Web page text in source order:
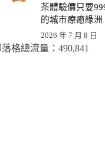
茶體驗價只要
的城市療癒綠洲
2026 年 7 月 8 日
格總流量：​490,841